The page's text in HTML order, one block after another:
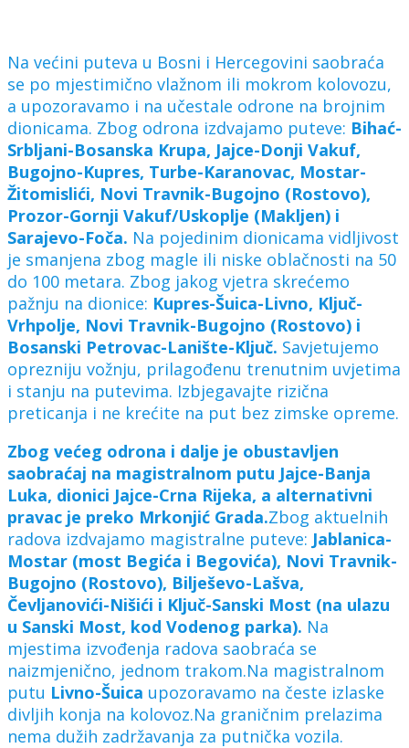
Na većini puteva u Bosni i Hercegovini saobraća
se po mjestimično vlažnom ili mokrom kolovozu,
a upozoravamo i na učestale odrone na brojnim
dionicama. Zbog odrona izdvajamo puteve: Bihać-
Srbljani-Bosanska Krupa, Jajce-Donji Vakuf,
Bugojno-Kupres, Turbe-Karanovac, Mostar-
Žitomislići, Novi Travnik-Bugojno (Rostovo),
Prozor-Gornji Vakuf/Uskoplje (Makljen) i
Sarajevo-Foča. Na pojedinim dionicama vidljivost
je smanjena zbog magle ili niske oblačnosti na 50
do 100 metara. Zbog jakog vjetra skrećemo
pažnju na dionice: Kupres-Šuica-Livno, Ključ-
Vrhpolje, Novi Travnik-Bugojno (Rostovo) i
Bosanski Petrovac-Lanište-Ključ. Savjetujemo
oprezniju vožnju, prilagođenu trenutnim uvjetima
i stanju na putevima. Izbjegavajte rizična
preticanja i ne krećite na put bez zimske opreme.
Zbog većeg odrona i dalje je obustavljen
saobraćaj na magistralnom putu Jajce-Banja
Luka, dionici Jajce-Crna Rijeka, a alternativni
pravac je preko Mrkonjić Grada.Zbog aktuelnih
radova izdvajamo magistralne puteve: Jablanica-
Mostar (most Begića i Begovića), Novi Travnik-
Bugojno (Rostovo), Bilješevo-Lašva,
Čevljanovići-Nišići i Ključ-Sanski Most (na ulazu
u Sanski Most, kod Vodenog parka). Na
mjestima izvođenja radova saobraća se
naizmjenično, jednom trakom.Na magistralnom
putu Livno-Šuica upozoravamo na česte izlaske
divljih konja na kolovoz.Na graničnim prelazima
nema dužih zadržavanja za putnička vozila.